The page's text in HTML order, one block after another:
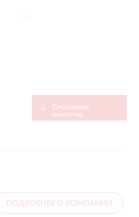
Следующее
агентство
ПОДРОБНЕЕ О КОМПАНИИ